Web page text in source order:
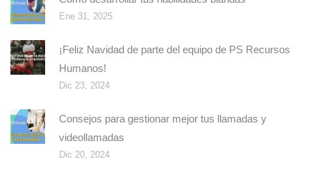
Ene 31, 2025
¡Feliz Navidad de parte del equipo de PS Recursos
Humanos!
Dic 23, 2024
Consejos para gestionar mejor tus llamadas y
videollamadas
Dic 20, 2024